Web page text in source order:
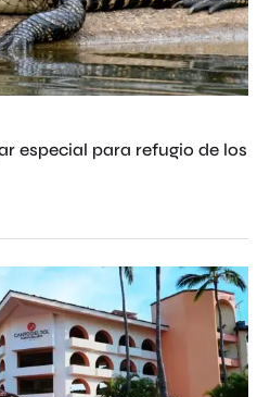
especial para refugio de los